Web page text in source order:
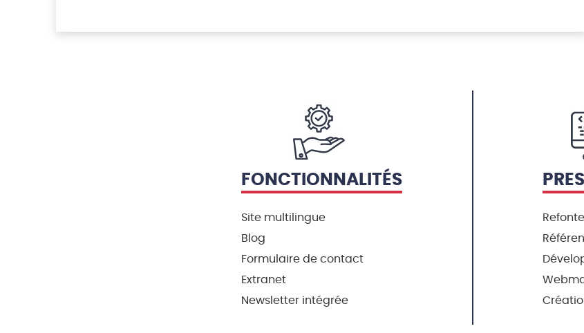
FONCTIONNALITÉS
Site multilingue
Blog
Formulaire de contact
Extranet
Newsletter intégrée